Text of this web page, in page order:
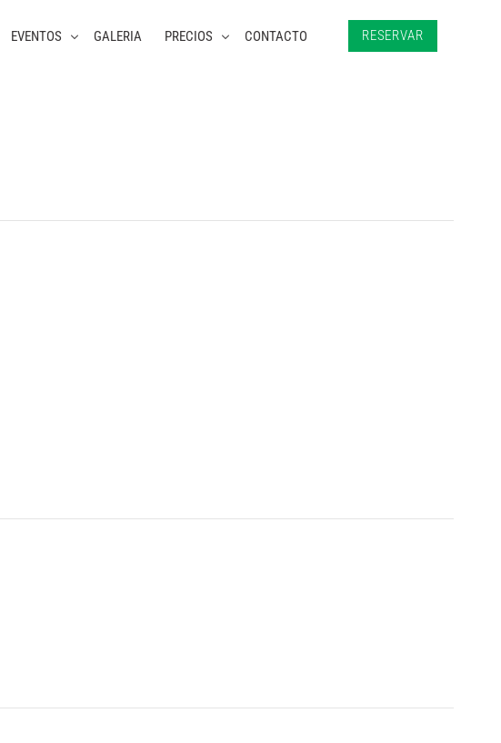
EVENTOS GALERIA PRECIOS CONTACTO RESERVAR